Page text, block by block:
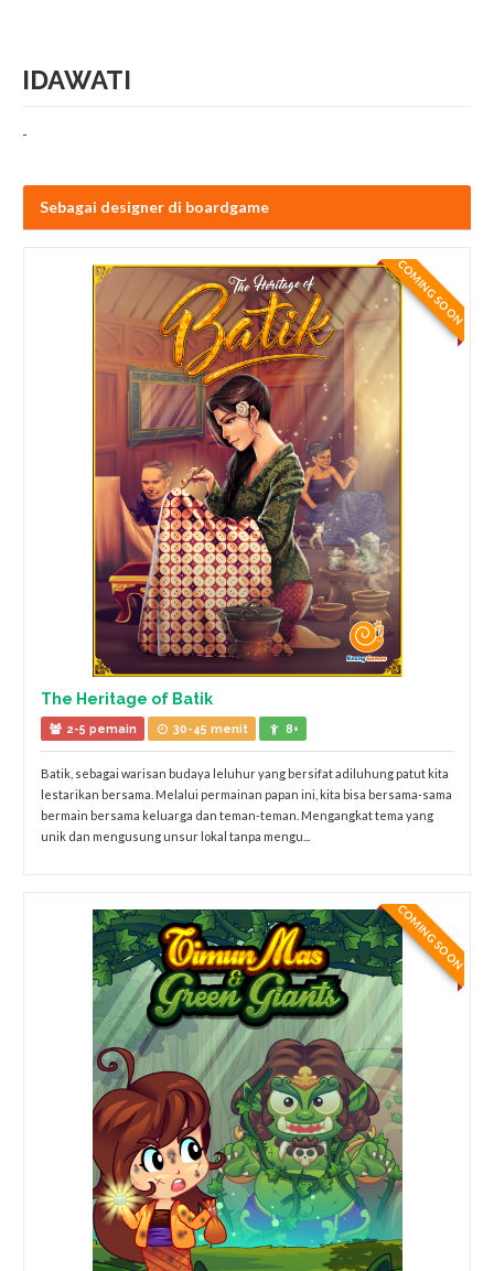
IDAWATI
-
Sebagai designer di boardgame
COMING SOON
The Heritage of Batik
2-5 pemain 30-45 menit 8+
Batik, sebagai warisan budaya leluhur yang bersifat adiluhung patut kita
lestarikan bersama. Melalui permainan papan ini, kita bisa bersama-sama
bermain bersama keluarga dan teman-teman. Mengangkat tema yang
unik dan mengusung unsur lokal tanpa mengu...
COMING SOON